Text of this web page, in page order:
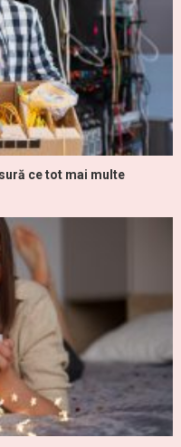
ce tot mai multe